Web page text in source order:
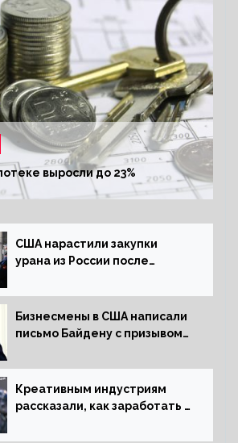
выросли до 23%
США нарастили закупки
урана из России после
Бизнесмены в США написали
письмо Байдену с призывом
Креативным индустриям
рассказали, как заработать 2
экономики